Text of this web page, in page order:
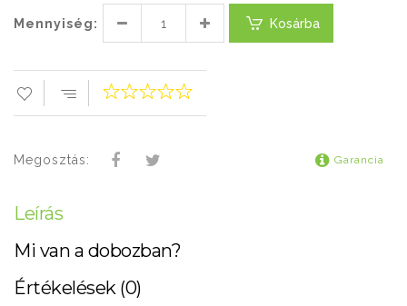
Mennyiség: Kosárba
Megosztás: Garancia
Leírás
Mi van a dobozban?
Értékelések (0)